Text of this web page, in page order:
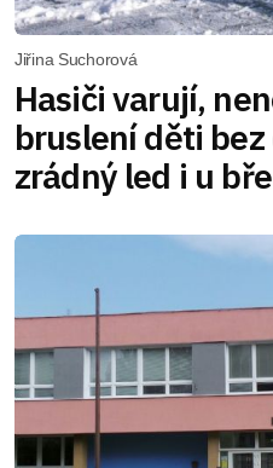
Jiřina Suchorová
Hasiči varují,
bruslení děti
zrádný led i u